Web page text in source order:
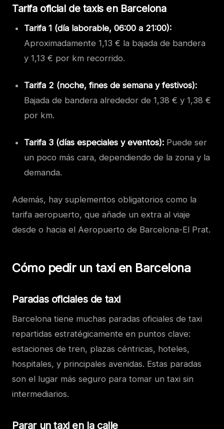
Tarifa oficial de taxis en Barcelona
Tarifa 1 (día laborable, 06:00 a 21:00):
Aproximadamente 1,13 € la bajada de bandera
y 1,13 € por km recorrido.
Tarifa 2 (noche, fines de semana y festivos):
Bajada de bandera alrededor de 1,38 € y 1,38 €
por km.
Tarifa 3 (días especiales y eventos): Puede ser
un poco más cara, dependiendo de la zona y la
demanda.
Además, hay suplementos obligatorios como la
tarifa aeropuerto, que añade un extra al viaje
desde o hacia el Aeropuerto de Barcelona-El Prat.
Cómo pedir un taxi en Barcelona
Paradas oficiales de taxi
Barcelona tiene muchas paradas oficiales de taxi
repartidas estratégicamente en puntos clave:
estaciones de tren, plazas céntricas, hoteles,
hospitales, y principales avenidas. Estas paradas
son el lugar más seguro para tomar un taxi sin
intermediarios.
Parar un taxi en la calle